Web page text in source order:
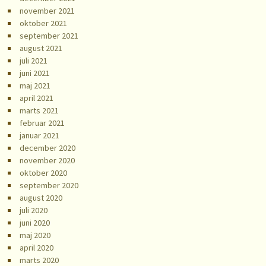
november 2021
oktober 2021
september 2021
august 2021
juli 2021
juni 2021
maj 2021
april 2021
marts 2021
februar 2021
januar 2021
december 2020
november 2020
oktober 2020
september 2020
august 2020
juli 2020
juni 2020
maj 2020
april 2020
marts 2020